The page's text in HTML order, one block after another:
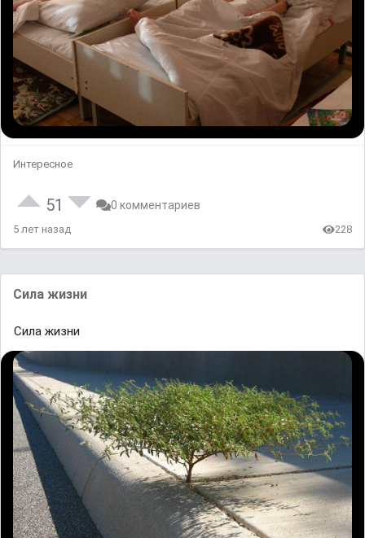
Интересное
51 0 комментариев
5 лет назад 228
Сила жизни
Сила жизни